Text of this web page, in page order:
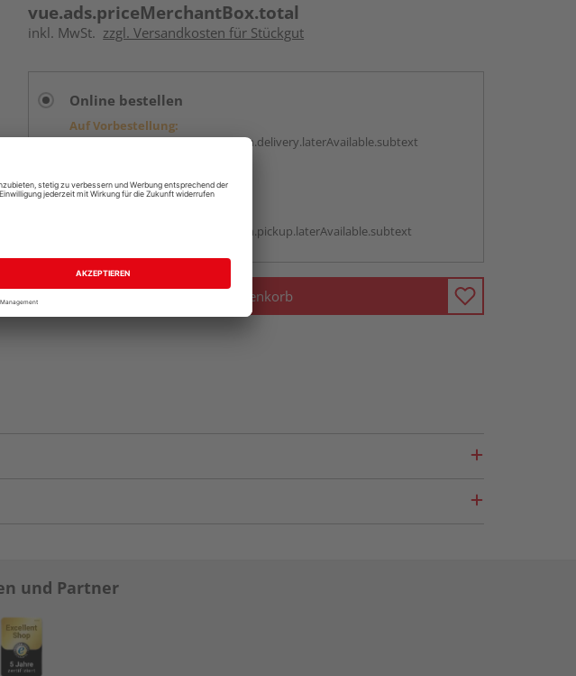
vue.ads.priceMerchantBox.total
inkl. MwSt. zzgl. Versandkosten für Stückgut
Online bestellen
Auf Vorbestellung:
vue.ads.priceMerchantBox.option.delivery.laterAvailable.subtext
Beim Händler abholen
vue.ads.priceMerchantBox.option.pickup.laterAvailable.subtext
In den Warenkorb
und Partner